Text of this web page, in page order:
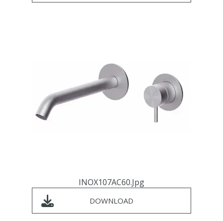
INOX107AC60.jpg
DOWNLOAD